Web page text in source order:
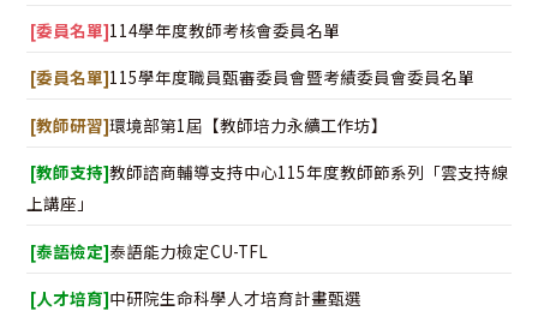
[委員名單]114學年度教師考核會委員名單
[委員名單]115學年度職員甄審委員會暨考績委員會委員名單
[教師研習]環境部第1屆【教師培力永續工作坊】
[教師支持]教師諮商輔導支持中心115年度教師節系列「雲支持線
上講座」
[泰語檢定]泰語能力檢定CU-TFL
[人才培育]中研院生命科學人才培育計畫甄選